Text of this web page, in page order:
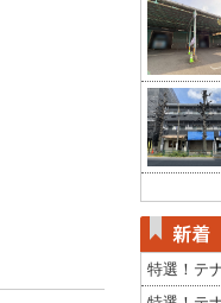
特選！テ